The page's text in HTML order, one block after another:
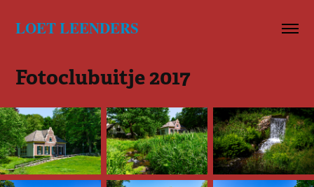
LOET LEENDERS
Fotoclubuitje 2017